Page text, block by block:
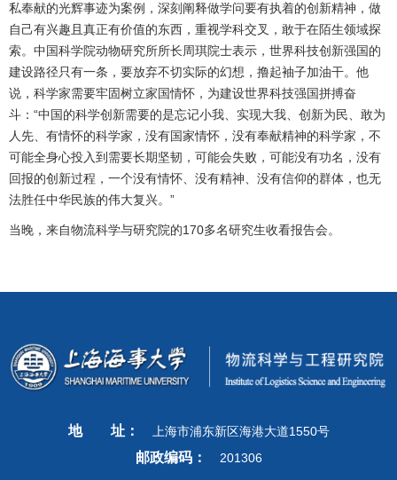
私奉献的光辉事迹为案例，深刻阐释做学问要有执着的创新精神，做
自己有兴趣且真正有价值的东西，重视学科交叉，敢于在陌生领域探
索。中国科学院动物研究所所长周琪院士表示，世界科技创新强国的
建设路径只有一条，要放弃不切实际的幻想，撸起袖子加油干。他
说，科学家需要牢固树立家国情怀，为建设世界科技强国拼搏奋
斗：“中国的科学创新需要的是忘记小我、实现大我、创新为民、敢为
人先、有情怀的科学家，没有国家情怀，没有奉献精神的科学家，不
可能全身心投入到需要长期坚韧，可能会失败，可能没有功名，没有
回报的创新过程，一个没有情怀、没有精神、没有信仰的群体，也无
法胜任中华民族的伟大复兴。”
当晚，来自物流科学与研究院的170多名研究生收看报告会。
地 址： 上海市浦东新区海港大道1550号
邮政编码： 201306